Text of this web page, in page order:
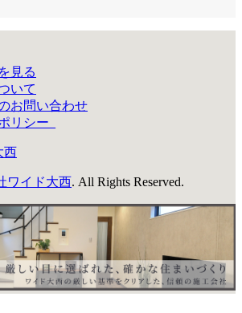
見る
いて
お問い合わせ
リシー_
ワイド大西. All Rights Reserved.